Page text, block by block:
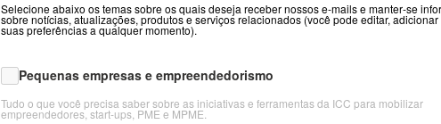
Selecione abaixo os temas sobre os quais deseja receber nossos e‑mails e manter‑se
sobre notícias, atualizações, produtos e serviços relacionados (você pode editar,
suas preferências a qualquer momento).
Pequenas empresas e empreendedorismo
Tudo o que você precisa saber sobre as iniciativas e ferramentas da ICC para mobilizar
empreendedores, start‑ups, PME e MPME.